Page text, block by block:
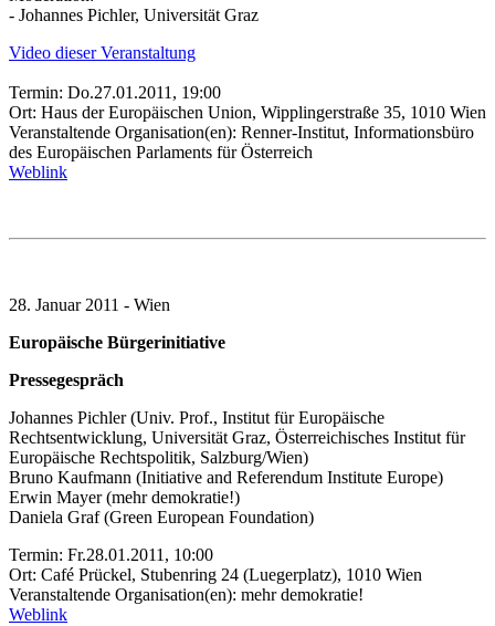
- Johannes Pichler, Universität Graz
Video dieser Veranstaltung
Termin: Do.27.01.2011, 19:00
Ort: Haus der Europäischen Union, Wipplingerstraße 35, 1010 Wien
Veranstaltende Organisation(en): Renner-Institut, Informationsbüro
des Europäischen Parlaments für Österreich
Weblink
28. Januar 2011 - Wien
Europäische Bürgerinitiative
Pressegespräch
Johannes Pichler (Univ. Prof., Institut für Europäische
Rechtsentwicklung, Universität Graz, Österreichisches Institut für
Europäische Rechtspolitik, Salzburg/Wien)
Bruno Kaufmann (Initiative and Referendum Institute Europe)
Erwin Mayer (mehr demokratie!)
Daniela Graf (Green European Foundation)
Termin: Fr.28.01.2011, 10:00
Ort: Café Prückel, Stubenring 24 (Luegerplatz), 1010 Wien
Veranstaltende Organisation(en): mehr demokratie!
Weblink